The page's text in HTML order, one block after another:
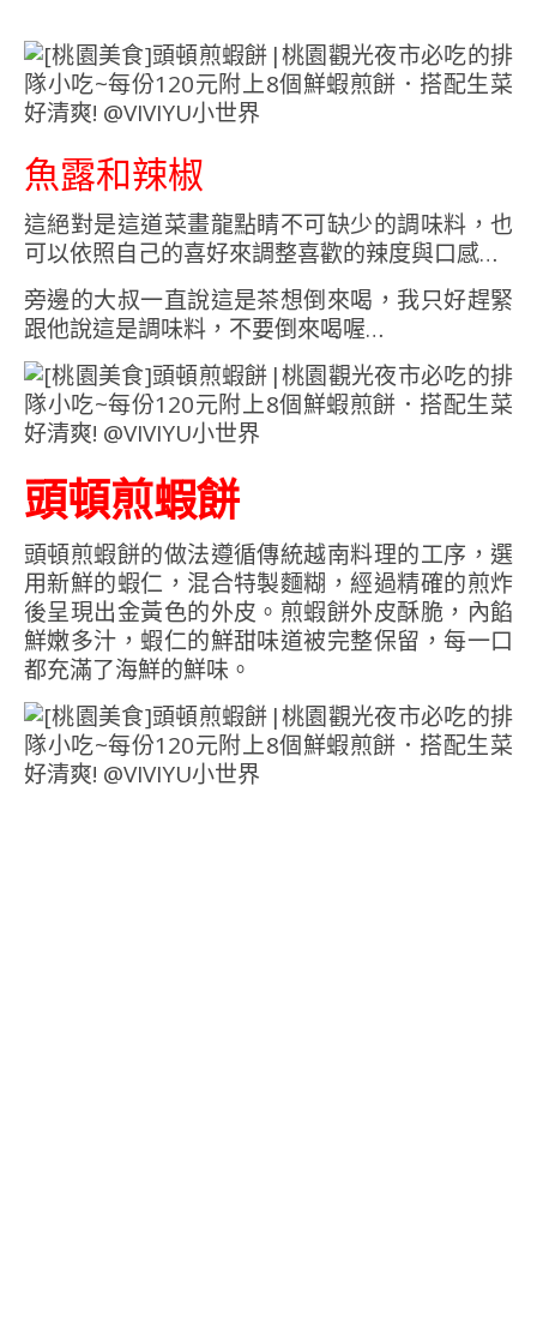
魚露和辣椒
這絕對是這道菜畫龍點睛不可缺少的調味料，也
可以依照自己的喜好來調整喜歡的辣度與口感…
旁邊的大叔一直說這是茶想倒來喝，我只好趕緊
跟他說這是調味料，不要倒來喝喔…
頭頓煎蝦餅
頭頓煎蝦餅的做法遵循傳統越南料理的工序，選
用新鮮的蝦仁，混合特製麵糊，經過精確的煎炸
後呈現出金黃色的外皮。煎蝦餅外皮酥脆，內餡
鮮嫩多汁，蝦仁的鮮甜味道被完整保留，每一口
都充滿了海鮮的鮮味。